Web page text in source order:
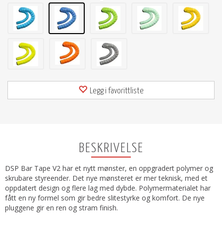
Legg i favorittliste
BESKRIVELSE
DSP Bar Tape V2 har et nytt mønster, en oppgradert polymer og
skrubare styreender. Det nye mønsteret er mer teknisk, med et
oppdatert design og flere lag med dybde. Polymermaterialet har
fått en ny formel som gir bedre slitestyrke og komfort. De nye
pluggene gir en ren og stram finish.